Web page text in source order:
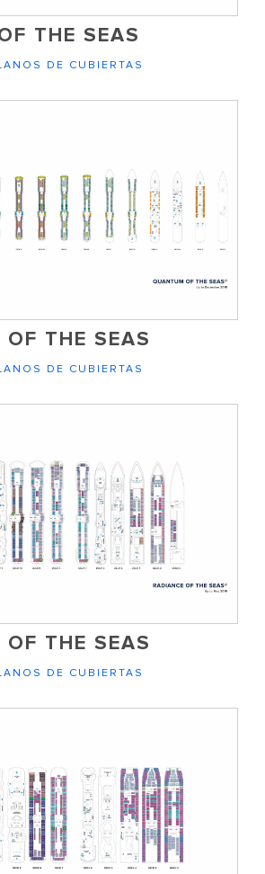
THE SEAS
DE CUBIERTAS
THE SEAS
DE CUBIERTAS
OF THE SEAS
DE CUBIERTAS